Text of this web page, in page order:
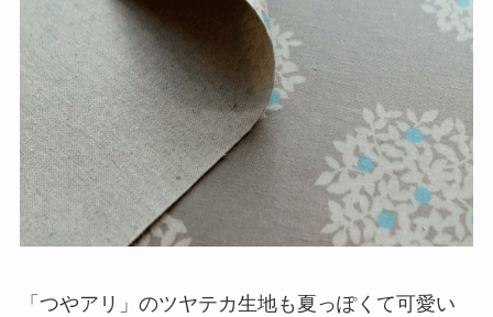
「つやアリ」のツヤテカ生地も夏っぽくて可愛い